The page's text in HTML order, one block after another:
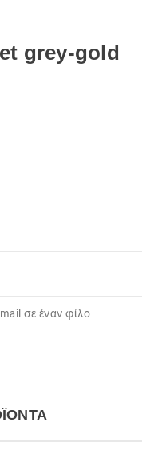
grey-gold
σε έναν φίλο